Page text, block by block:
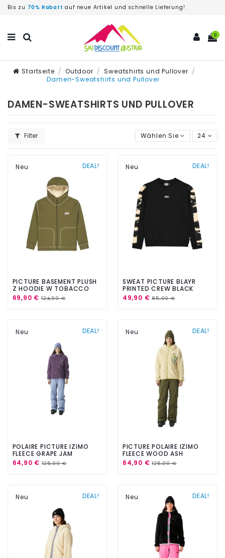
Bis zu 70% Rabatt auf neue Artikel und schnelle Lieferung!
0
Startseite Outdoor
Sweatshirts und Pullover
Damen-Sweatshirts und Pullover
DAMEN-SWEATSHIRTS UND PULLOVER
Filter Wählen Sie 24
DEAL!
Neu
PICTURE BASEMENT PLUSH
Z HOODIE W TOBACCO
69,90 € 124,90 €
DEAL!
Neu
SWEAT PICTURE BLAYR
PRINTED CREW BLACK
SHADOW
49,90 €85,00 €
DEAL!
Neu
POLAIRE PICTURE IZIMO
FLEECE GRAPE JAM
64,90 € 125,00 €
DEAL!
Neu
PICTURE POLAIRE IZIMO
FLEECE WOOD ASH
64,90 €125,00 €
DEAL!
Neu DEAL!
Neu